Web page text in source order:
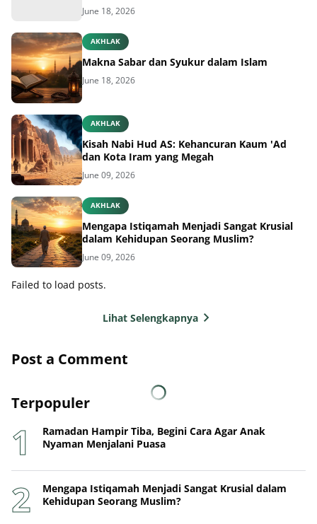
June 18, 2026
AKHLAK
Makna Sabar dan Syukur dalam Islam
June 18, 2026
AKHLAK
Kisah Nabi Hud AS: Kehancuran Kaum 'Ad
dan Kota Iram yang Megah
June 09, 2026
AKHLAK
Mengapa Istiqamah Menjadi Sangat Krusial
dalam Kehidupan Seorang Muslim?
June 09, 2026
Failed to load posts.
Lihat Selengkapnya
Post a Comment
Terpopuler
Ramadan Hampir Tiba, Begini Cara Agar Anak
Nyaman Menjalani Puasa
Mengapa Istiqamah Menjadi Sangat Krusial dalam
Kehidupan Seorang Muslim?